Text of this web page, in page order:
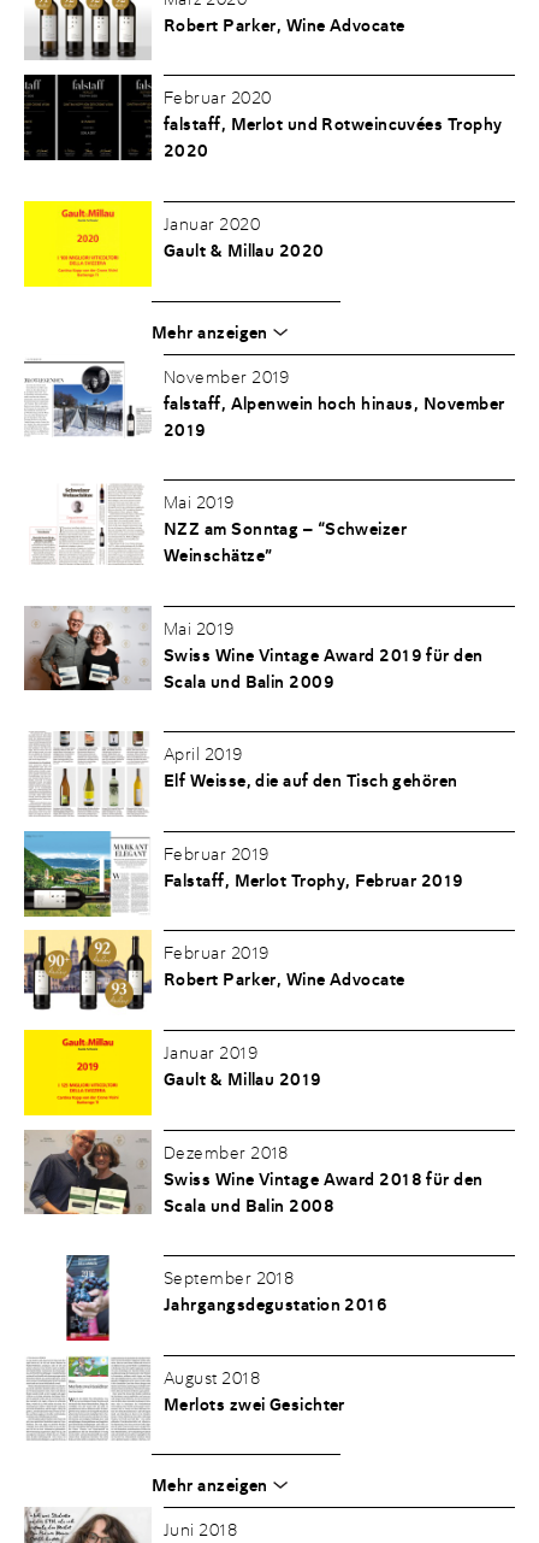
Robert Parker, Wine Advocate
Februar 2020
falstaff, Merlot und Rotweincuvées Trophy
2020
Januar 2020
Gault & Millau 2020
Mehr anzeigen
November 2019
falstaff, Alpenwein hoch hinaus, November
2019
Mai 2019
NZZ am Sonntag – “Schweizer
Weinschätze”
Mai 2019
Swiss Wine Vintage Award 2019 für den
Scala und Balin 2009
April 2019
Elf Weisse, die auf den Tisch gehören
Februar 2019
Falstaff, Merlot Trophy, Februar 2019
Februar 2019
Robert Parker, Wine Advocate
Januar 2019
Gault & Millau 2019
Dezember 2018
Swiss Wine Vintage Award 2018 für den
Scala und Balin 2008
September 2018
Jahrgangsdegustation 2016
August 2018
Merlots zwei Gesichter
Mehr anzeigen
Juni 2018